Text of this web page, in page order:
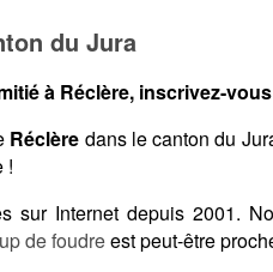
du Jura
à Réclère, inscrivez-
Réclère dans le canton du
!
sur Internet depuis 2001.
de foudreest peut-être